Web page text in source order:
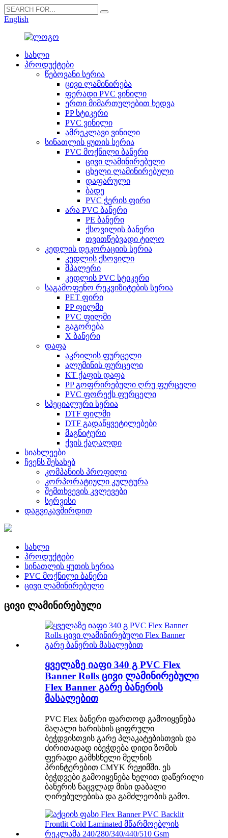
English
სახლი
პროდუქტები
წებოვანი სერია
ცივი ლამინირება
ფერადი PVC ვინილი
ერთი მიმართულებით ხედვა
PP სტიკერი
PVC ვინილი
ამრეკლავი ვინილი
სინათლის ყუთის სერია
PVC მოქნილი ბანერი
ცივი ლამინირებული
ცხელი ლამინირებული
დაფარული
ბადე
PVC ჭერის ფირი
არა PVC ბანერი
PE ბანერი
ქსოვილის ბანერი
თვითწებვადი ტილო
კედლის დეკორაციის სერია
კედლის ქსოვილი
შპალერი
კედლის PVC სტიკერი
საგამოფენო რეკვიზიტების სერია
PET ფირი
PP ფილმი
PVC ფილმი
გაგორება
X ბანერი
დაფა
აკრილის ფურცელი
ალუმინის ფურცელი
KT ქაფის დაფა
PP გოფრირებული ღრუ ფურცელი
PVC ფორექს ფურცელი
სპეციალური სერია
DTF ფილმი
DTF გადაწყვეტილებები
მაგნიტური
ქვის ქაღალდი
სიახლეები
ჩვენს შესახებ
კომპანიის პროფილი
კორპორატიული კულტურა
შემთხვევის კვლევები
სერვისი
დაგვიკავშირდით
სახლი
პროდუქტები
სინათლის ყუთის სერია
PVC მოქნილი ბანერი
ცივი ლამინირებული
ცივი ლამინირებული
ყველაზე იაფი 340 გ PVC Flex
Banner Rolls ცივი ლამინირებული
Flex Banner გარე ბანერის
მასალებით
PVC Flex ბანერი ფართოდ გამოიყენება
მაღალი ხარისხის ციფრული
ბეჭდვისთვის გარე პლაკატებისთვის და
ძირითადად იბეჭდება დიდი ზომის
ფერადი გამხსნელი მელნის
პრინტერებით CMYK რეჟიმში. ეს
ბეჭდვები გამოიყენება ხელით დაწერილი
ბანერის ნაცვლად მისი დაბალი
ღირებულებისა და გამძლეობის გამო.